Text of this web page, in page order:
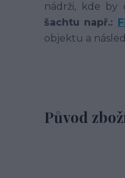
nádrži, kde by
šachtu např.:
objektu a
Původ